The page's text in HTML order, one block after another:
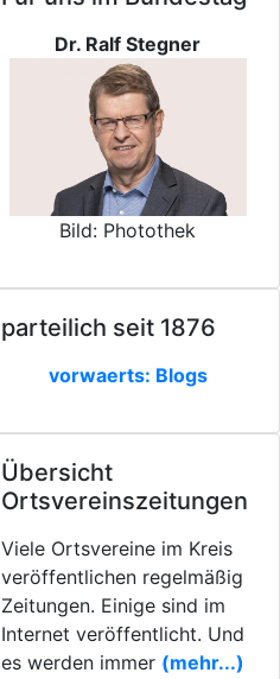
Dr. Ralf Stegner
Bild: Photothek
parteilich seit 1876
vorwaerts: Blogs
Übersicht
Ortsvereinszeitungen
Viele Ortsvereine im Kreis
veröffentlichen regelmäßig
Zeitungen. Einige sind im
Internet veröffentlicht. Und
es werden immer (mehr...)